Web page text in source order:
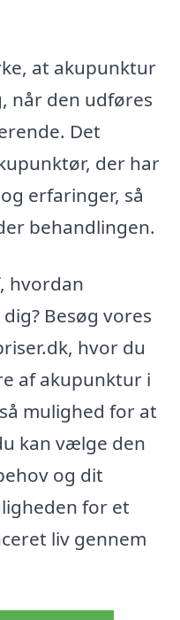
at akupunktur
når den udføres
Det
der har
erfaringer, så
behandlingen.
hvordan
Besøg vores
hvor du
af akupunktur i
mulighed for at
kan vælge den
og dit
for et
liv gennem